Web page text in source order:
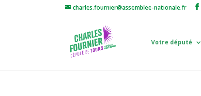
charles.fournier@assemblee-nationale.fr
Votre député